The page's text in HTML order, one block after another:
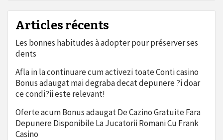
Articles récents
Les bonnes habitudes à adopter pour préserver ses
dents
Afla in la continuare cum activezi toate Conti casino
Bonus adaugat mai degraba decat depunere ?i doar
ce condi?ii este relevant!
Oferte acum Bonus adaugat De Cazino Gratuite Fara
Depunere Disponibile La Jucatorii Romani Cu Frank
Casino